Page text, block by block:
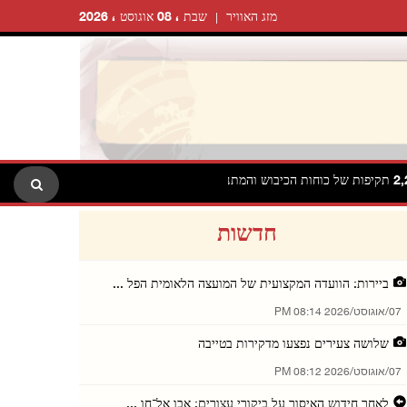
שבת ، 08 אוגוסט ، 2026 מזג האוויר
חדשות
ביירות: הוועדה המקצועית של המועצה הלאומית הפל ...
07/אוגוסט/2026 08:14 PM
שלושה צעירים נפצעו מדקירות בטייבה
07/אוגוסט/2026 08:12 PM